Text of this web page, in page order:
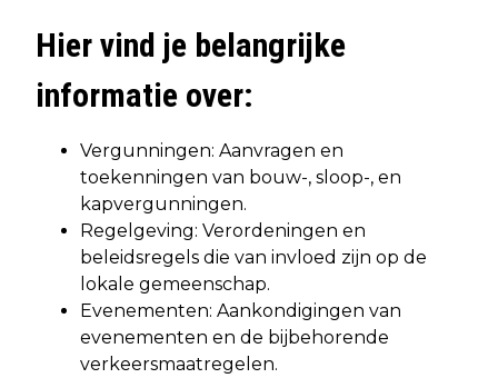
Hier vind je belangrijke
informatie over:
Vergunningen: Aanvragen en
toekenningen van bouw-, sloop-, en
kapvergunningen.
Regelgeving: Verordeningen en
beleidsregels die van invloed zijn op de
lokale gemeenschap.
Evenementen: Aankondigingen van
evenementen en de bijbehorende
verkeersmaatregelen.